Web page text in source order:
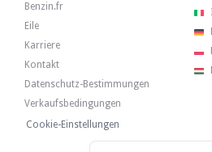
Äußerlich ist das Auto in einem sehr guten
Die Innenausstattung ist in gutem Zustand
- 222: Traktionskontrolle ASR
Benzin.fr
Eile
Karriere
Kontakt
Datenschutz-Bestimmungen
Verkaufsbedingungen
Cookie-Einstellungen